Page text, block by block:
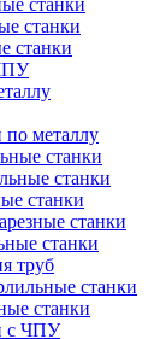
станки
станки
станки
по металлу
станки
станки
станки
станки
станки
труб
станки
станки
с ЧПУ